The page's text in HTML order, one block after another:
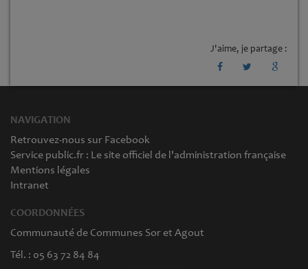
J'aime, je partage :
NAVIGATION
Retrouvez-nous sur Facebook
Service public.fr : Le site officiel de l'administration française
Mentions légales
Intranet
COORDONNÉES
Communauté de Communes Sor et Agout
Tél. : 05 63 72 84 84